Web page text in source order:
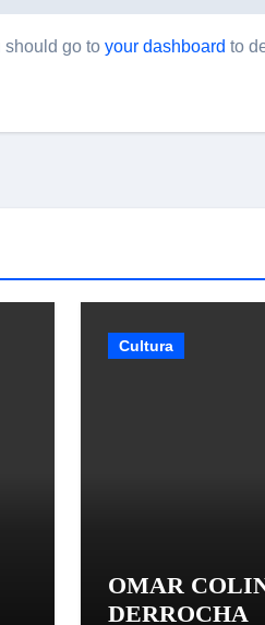
should go to your dashboard to
Cultura
OMAR
DERROCHA